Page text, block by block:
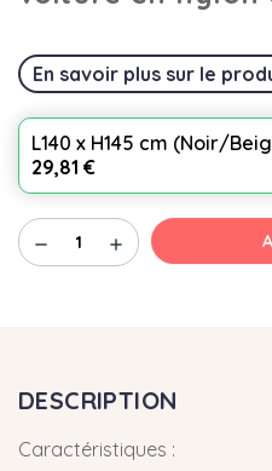
En savoir plus sur le
L140 x H145 cm (Noir/
29,81 €
remove add
DESCRIPTION
Caractéristiques :